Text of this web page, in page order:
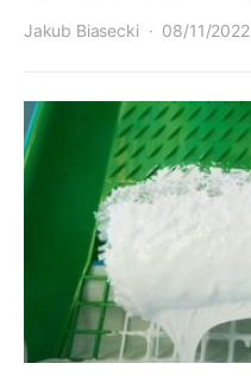
Jakub Biasecki 08/11/2022